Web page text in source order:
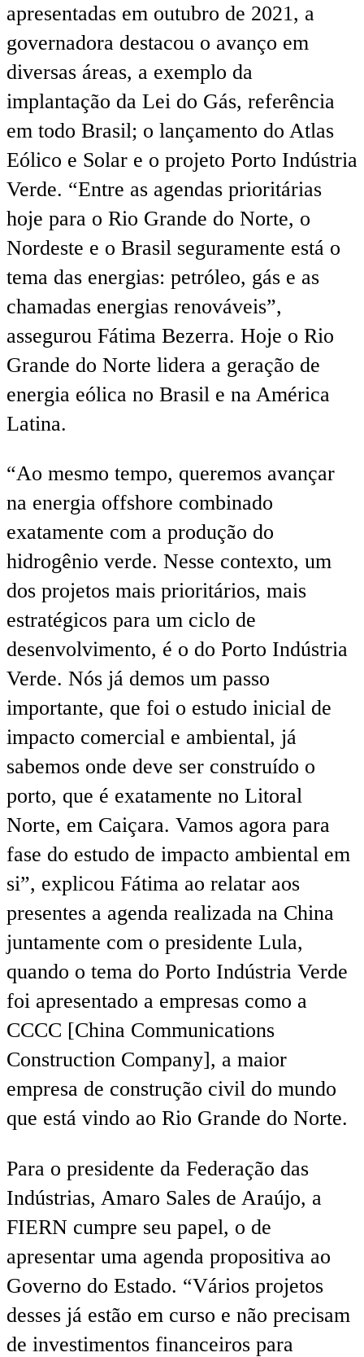
apresentadas em outubro de 2021, a
governadora destacou o avanço em
diversas áreas, a exemplo da
implantação da Lei do Gás, referência
em todo Brasil; o lançamento do Atlas
Eólico e Solar e o projeto Porto Indústria
Verde. “Entre as agendas prioritárias
hoje para o Rio Grande do Norte, o
Nordeste e o Brasil seguramente está o
tema das energias: petróleo, gás e as
chamadas energias renováveis”,
assegurou Fátima Bezerra. Hoje o Rio
Grande do Norte lidera a geração de
energia eólica no Brasil e na América
Latina.
“Ao mesmo tempo, queremos avançar
na energia offshore combinado
exatamente com a produção do
hidrogênio verde. Nesse contexto, um
dos projetos mais prioritários, mais
estratégicos para um ciclo de
desenvolvimento, é o do Porto Indústria
Verde. Nós já demos um passo
importante, que foi o estudo inicial de
impacto comercial e ambiental, já
sabemos onde deve ser construído o
porto, que é exatamente no Litoral
Norte, em Caiçara. Vamos agora para
fase do estudo de impacto ambiental em
si”, explicou Fátima ao relatar aos
presentes a agenda realizada na China
juntamente com o presidente Lula,
quando o tema do Porto Indústria Verde
foi apresentado a empresas como a
CCCC [China Communications
Construction Company], a maior
empresa de construção civil do mundo
que está vindo ao Rio Grande do Norte.
Para o presidente da Federação das
Indústrias, Amaro Sales de Araújo, a
FIERN cumpre seu papel, o de
apresentar uma agenda propositiva ao
Governo do Estado. “Vários projetos
desses já estão em curso e não precisam
de investimentos financeiros para